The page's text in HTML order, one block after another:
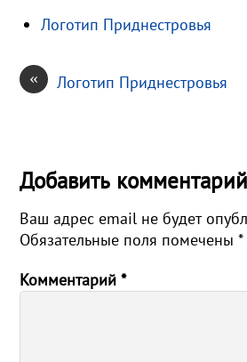
Логотип Приднестровья
« Логотип Приднестровья
Добавить комментарий
Ваш адрес email не будет
Обязательные поля помечены*
Комментарий*